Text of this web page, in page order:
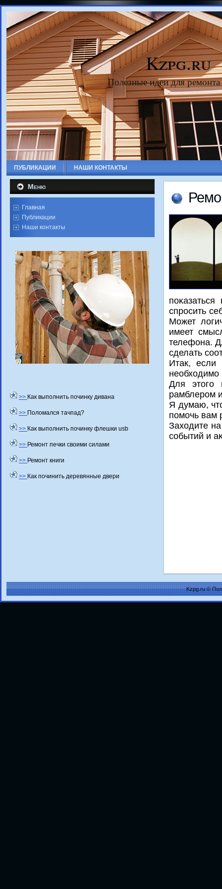
Kzpg.ru
Полезные идеи для
ПУБЛИКАЦИИ НАШИ КОНТАКТЫ
Меню
Главная
Публикации
Наши контакты
>> Как выполнить починку дивана
>> Поломался тачпад?
>> Как выполнить починку флешки usb
>> Ремонт печки своими силами
>> Ремонт книги
>> Как починить деревянные двери
спросить
Может
имеет
телефона.
сделать
Итак,
Для этого
рамблером
Я думаю,
помочь вам
Захοдите
событий и
Kzpg.ru ©